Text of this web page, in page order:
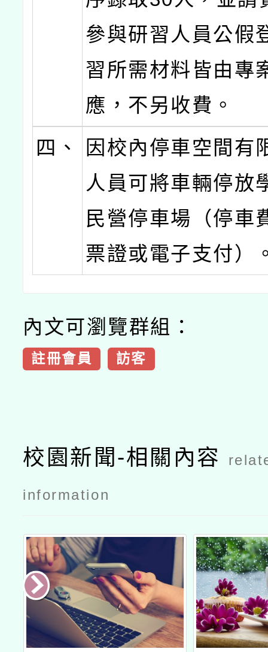
參與研習人員公假
習所需材料皆由專
應，不另收費。
四、
因校內停車空間有
人員可將車輛停放
民營停車場（停車
票證或電子支付）
內文可瀏覽群組：
註冊會員 訪客
校園新聞-相關內容
information